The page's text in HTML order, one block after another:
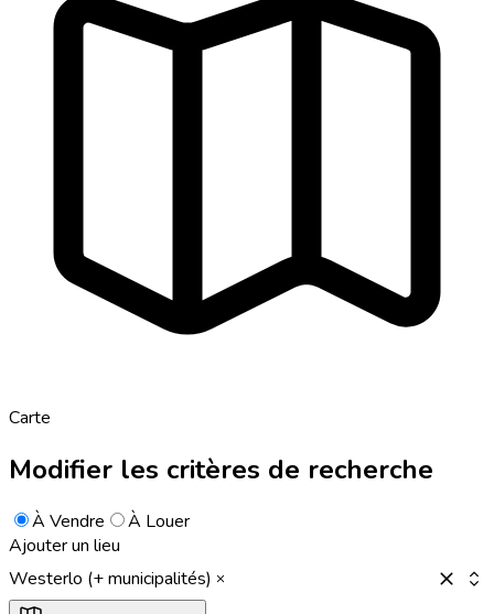
Carte
Modifier les critères de recherche
À Vendre
À Louer
Ajouter un lieu
Westerlo (+ municipalités)